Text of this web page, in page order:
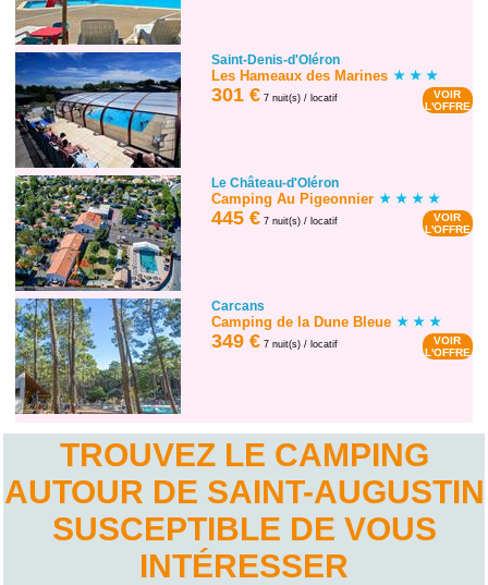
Saint-Denis-d'Oléron
Les Hameaux des Marines
301 € 7 nuit(s) / locatif
VOIR
L'OFFRE
Le Château-d'Oléron
Camping Au Pigeonnier
445 € 7 nuit(s) / locatif
VOIR
L'OFFRE
Carcans
Camping de la Dune Bleue
349 € 7 nuit(s) / locatif
VOIR
L'OFFRE
TROUVEZ LE CAMPING
AUTOUR DE SAINT-AUGUSTIN
SUSCEPTIBLE DE VOUS
INTÉRESSER